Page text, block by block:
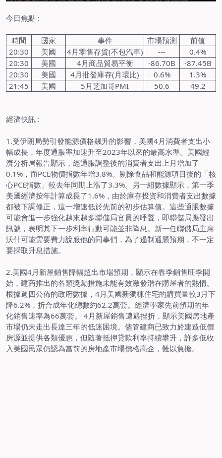
今日焦點 :
時間 國家 事件 市場預測
前值
20:30
美國 4月零售存貨(不包汽車) ---
0.4%
20:30
美國 4月商品貿易平衡 -86.70B
-87.45B
20:30
美國 4月批發庫存(月環比) 0.6%
1.3%
21:45
美國 5月芝加哥PMI 50.6 49.2
經濟快訊 :
1.受伊朗局勢引發能源價格飆升的影響，美國4月消費者支出小
幅成長，年度通脹率加速升至2023年以來的最高水準。美國經
濟分析局報告顯示，經通脹調整後的消費者支出上月增加了
0.1% ，而PCE物價指數年增3.8%。剔除食品和能源項目後的「核
心PCE指數」較去年同期上漲了3.3%。另一組數據顯示，第一季
美國經濟按年計算成長了1.6% ，由於庫存投資和消費者支出數據
都被下調修正，這一增速低於先前的初步估算值。這些通脹數據
可能會進一步強化越來越多聯儲局官員的呼聲，即聯儲局應發出
訊號，表明其下一步利率行動可能並非降息。新一任聯儲局主席
沃什可能需要費力說服他的同事們，為了遏制通脹預期，不一定
要採取升息措施。
2.美國4月新屋銷售降幅超出市場預期，顯示在春季銷售旺季開
始，建商推出的各類獎勵措施未能有效激發潛在購屋者的熱情。
根據週四公佈的政府數據， 4月美國新獨棟住宅的購買量較3月下
降6.2% ，折合成年化總數約62.2萬套。經濟學家先前預期的年
化銷售速率為66萬套。 4月新屋銷售遭遇挫折，顯示美國房地產
市場仍未走出長達三年的低迷困境。儘管建商已致力於建造低價
房源並提供各類優惠，但隨著抵押貸款利率持續攀升，許多低收
入美國民眾仍認為當前的房地產市場價格高企，難以負擔。